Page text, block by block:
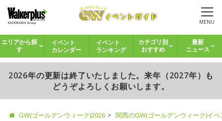
MENU
エリアから探
す
イベント
カレンダー
イベント
ランキング
カテゴリ別
おすすめ
最新
ニュース
2026年の更新は終了いたしました。来年（2027年）も
どうぞよろしくお願いします。
GW(ゴールデンウィーク)2026 関西のGW(ゴールデンウィーク)イ